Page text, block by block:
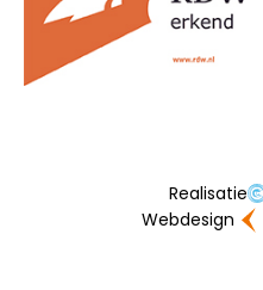
Realisatie
Webdesign